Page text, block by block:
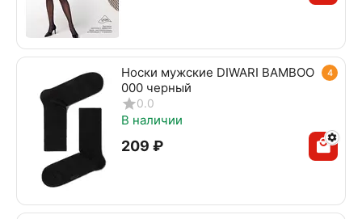
4
Носки мужские DIWARI BAMBOO
000 черный
0.0
В наличии
‍209‍ ₽